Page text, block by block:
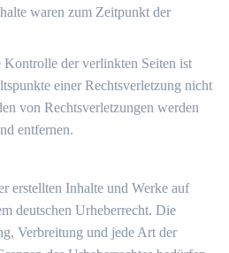
waren zum Zeitpunkt der
Kontrolle der verlinkten Seiten ist
einer Rechtsverletzung nicht
von Rechtsverletzungen werden
entfernen.
erstellten Inhalte und Werke auf
deutschen Urheberrecht. Die
Verbreitung und jede Art der